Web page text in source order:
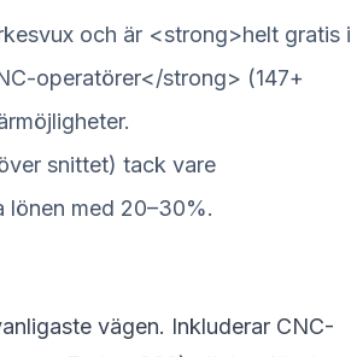
och är <strong>helt gratis i
operatörer</strong> (147+
snittet) tack vare
med 20–30%.
vägen. Inkluderar CNC-